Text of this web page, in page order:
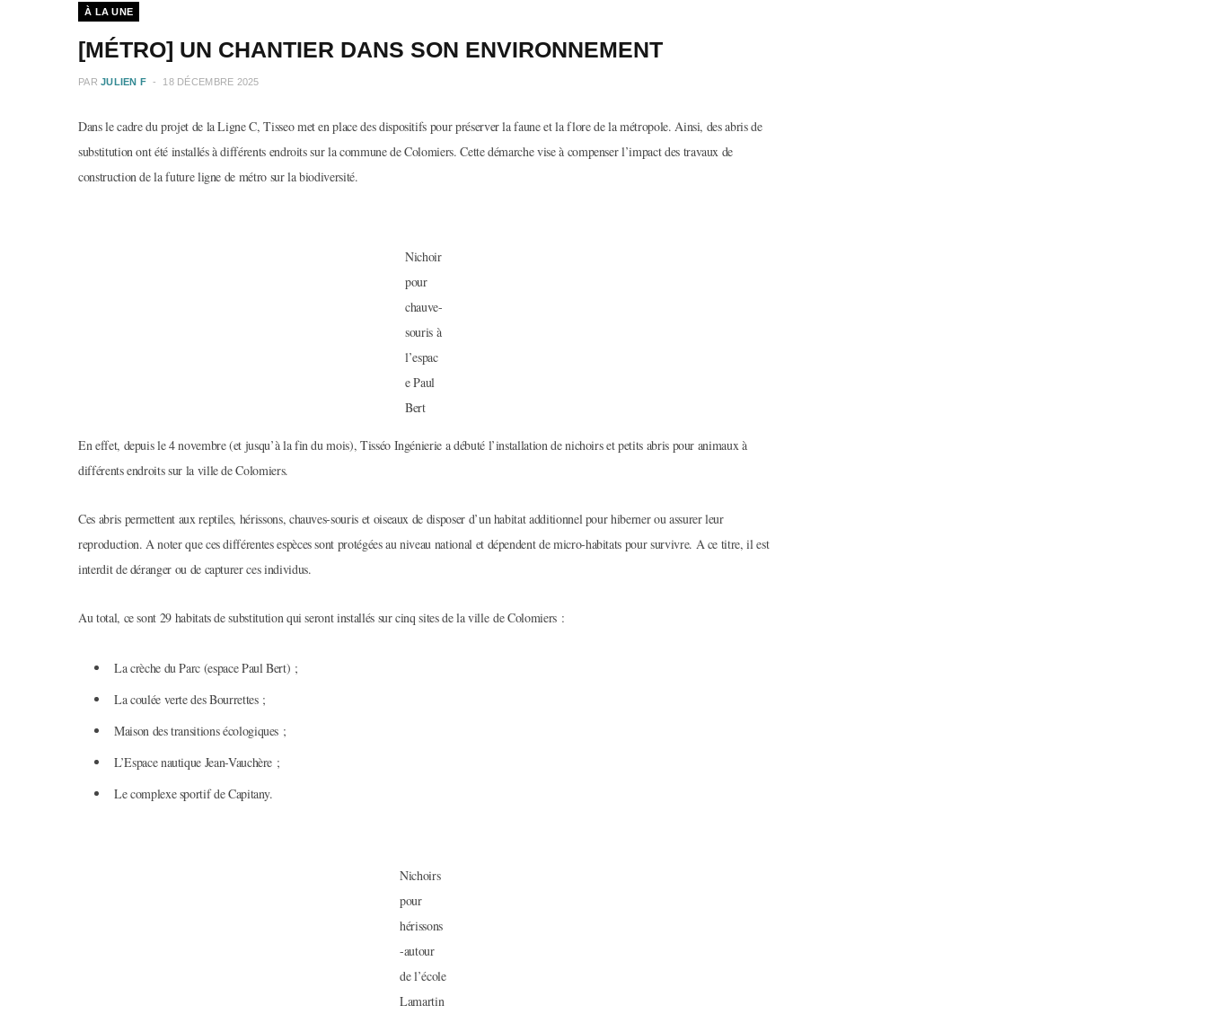
À LA UNE
[MÉTRO] UN CHANTIER DANS SON ENVIRONNEMENT
PAR JULIEN F 18 DÉCEMBRE 2025
Dans le cadre du projet de la Ligne C, Tisseo met en place des dispositifs pour préserver la faune et la flore de la métropole. Ainsi, des abris de
substitution ont été installés à différents endroits sur la commune de Colomiers. Cette démarche vise à compenser l’impact des travaux de
construction de la future ligne de métro sur la biodiversité.
Nichoir
pour
chauve-
souris à
l’espac
e Paul
Bert
En effet, depuis le 4 novembre (et jusqu’à la fin du mois), Tisséo Ingénierie a débuté l’installation de nichoirs et petits abris pour animaux à
différents endroits sur la ville de Colomiers.
Ces abris permettent aux reptiles, hérissons, chauves-souris et oiseaux de disposer d’un habitat additionnel pour hiberner ou assurer leur
reproduction. A noter que ces différentes espèces sont protégées au niveau national et dépendent de micro-habitats pour survivre. A ce titre, il est
interdit de déranger ou de capturer ces individus.
Au total, ce sont 29 habitats de substitution qui seront installés sur cinq sites de la ville de Colomiers :
La crèche du Parc (espace Paul Bert) ;
La coulée verte des Bourrettes ;
Maison des transitions écologiques ;
L’Espace nautique Jean-Vauchère ;
Le complexe sportif de Capitany.
Nichoirs
pour
hérissons
-autour
de l’école
Lamartin